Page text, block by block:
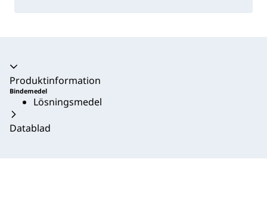
Produktinformation
Bindemedel
Lösningsmedel
Datablad